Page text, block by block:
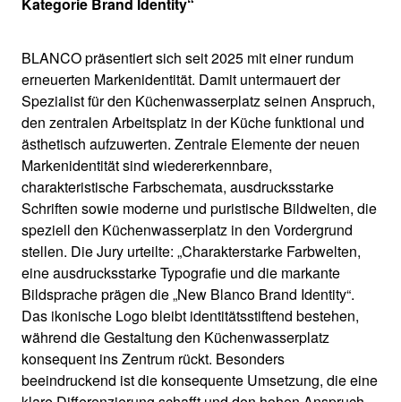
BLANCO präsentiert sich seit 2025 mit einer rundum
erneuerten Markenidentität. Damit untermauert der
Spezialist für den Küchenwasserplatz seinen Anspruch,
den zentralen Arbeitsplatz in der Küche funktional und
ästhetisch aufzuwerten. Zentrale Elemente der neuen
Markenidentität sind wiedererkennbare,
charakteristische Farbschemata, ausdrucksstarke
Schriften sowie moderne und puristische Bildwelten, die
speziell den Küchenwasserplatz in den Vordergrund
stellen. Die Jury urteilte: „Charakterstarke Farbwelten,
eine ausdrucksstarke Typografie und die markante
Bildsprache prägen die „New Blanco Brand Identity“.
Das ikonische Logo bleibt identitätsstiftend bestehen,
während die Gestaltung den Küchenwasserplatz
konsequent ins Zentrum rückt. Besonders
beeindruckend ist die konsequente Umsetzung, die eine